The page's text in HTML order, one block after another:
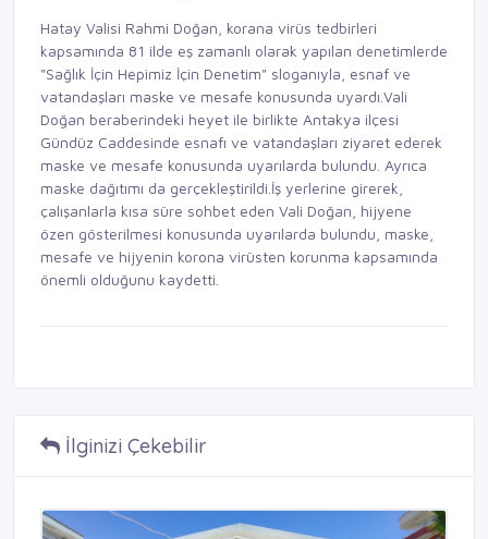
Hatay Valisi Rahmi Doğan, korana virüs tedbirleri
kapsamında 81 ilde eş zamanlı olarak yapılan denetimlerde
"Sağlık İçin Hepimiz İçin Denetim" sloganıyla, esnaf ve
vatandaşları maske ve mesafe konusunda uyardı.Vali
Doğan beraberindeki heyet ile birlikte Antakya ilçesi
Gündüz Caddesinde esnafı ve vatandaşları ziyaret ederek
maske ve mesafe konusunda uyarılarda bulundu. Ayrıca
maske dağıtımı da gerçekleştirildi.İş yerlerine girerek,
çalışanlarla kısa süre sohbet eden Vali Doğan, hijyene
özen gösterilmesi konusunda uyarılarda bulundu, maske,
mesafe ve hijyenin korona virüsten korunma kapsamında
önemli olduğunu kaydetti.
İlginizi Çekebilir